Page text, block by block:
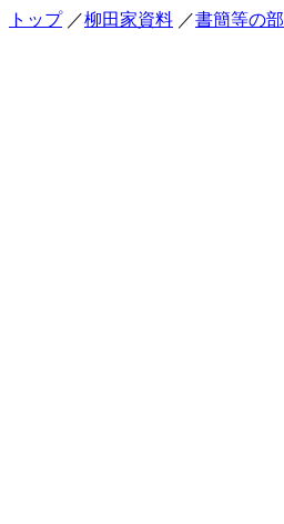
トップ ／柳田家資料 ／書簡等の部